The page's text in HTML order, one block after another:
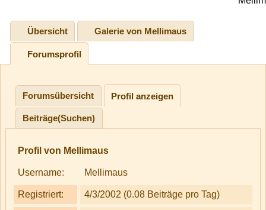
Übersicht Galerie von Mellimaus
Forumsprofil
Forumsübersicht Profil anzeigen
Beiträge(Suchen)
Profil von Mellimaus
Username: Mellimaus
Registriert: 4/3/2002 (0.08 Beiträge pro Tag)